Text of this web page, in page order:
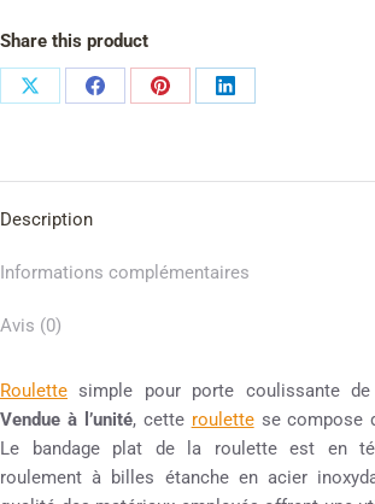
Share this product
Description
Informations complémentaires
Avis (0)
Roulette simple pour porte coulissante
Vendue à l’unité, cette roulettese compose
Le bandage plat de la roulette est en
roulement à billes étanche en acier